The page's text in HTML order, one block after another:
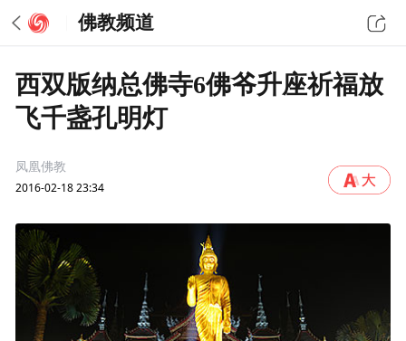
佛教频道
西双版纳总佛寺6佛爷升座祈福放
飞千盏孔明灯
凤凰佛教
2016-02-18 23:34